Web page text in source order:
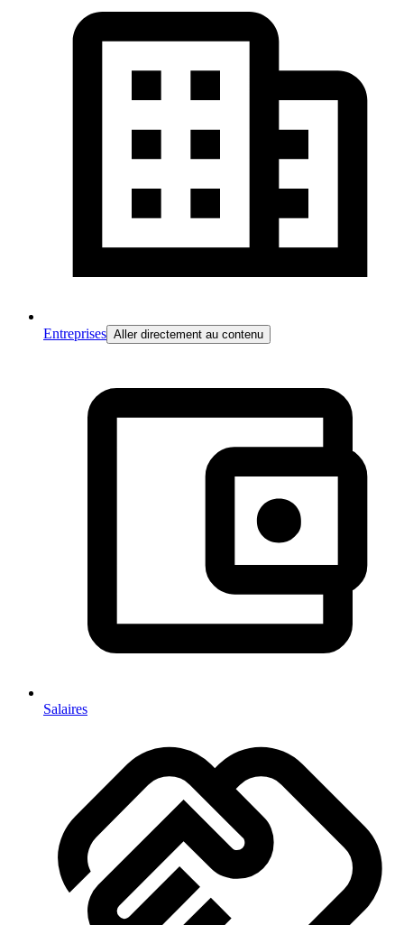
Entreprises Aller directement au contenu
Salaires